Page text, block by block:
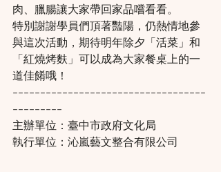
肉、臘腸讓大家帶回家品嚐看看。
特別謝謝學員們頂著豔陽，仍熱情地參
與這次活動，期待明年除夕「活菜」和
「紅燒烤麩」可以成為大家餐桌上的一
道佳餚哦！
-----------------------------------
---------
主辦單位：臺中市政府文化局
執行單位：沁嵐藝文整合有限公司